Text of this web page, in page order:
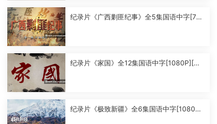
纪录片《广西剿匪纪事》全5集国语中字[720
纪录片《家国》全12集国语中字[1080P][MP
纪录片《极致新疆》全6集国语中字[1080P]